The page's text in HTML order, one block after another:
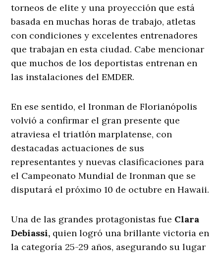
torneos de elite y una proyección que está
basada en muchas horas de trabajo, atletas
con condiciones y excelentes entrenadores
que trabajan en esta ciudad. Cabe mencionar
que muchos de los deportistas entrenan en
las instalaciones del EMDER.
En ese sentido, el Ironman de Florianópolis
volvió a confirmar el gran presente que
atraviesa el triatlón marplatense, con
destacadas actuaciones de sus
representantes y nuevas clasificaciones para
el Campeonato Mundial de Ironman que se
disputará el próximo 10 de octubre en Hawaii.
Una de las grandes protagonistas fue Clara
Debiassi, quien logró una brillante victoria en
la categoría 25-29 años, asegurando su lugar